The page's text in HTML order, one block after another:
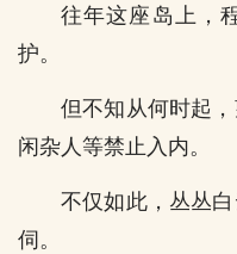
往年这座岛上，
护。
但不知从何时起
闲杂人等禁止入内。
不仅如此，丛丛
伺。